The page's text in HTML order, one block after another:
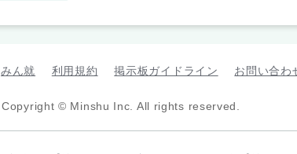
みん就 利用規約 掲示板ガイドライン お問い合わ
Copyright © Minshu Inc. All rights reserved.